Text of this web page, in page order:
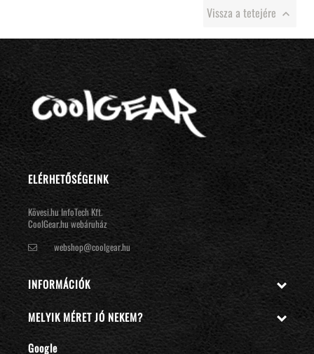
Vissza a tetejére 
ELÉRHETŐSÉGEINK
Kövesi.hu InfoTech Kft.
CoolGear.hu webáruház
webshop@coolgear.hu
INFORMÁCIÓK 
MELYIK MÉRET JÓ NEKEM? 
Google